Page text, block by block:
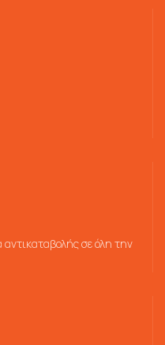
σε όλη την